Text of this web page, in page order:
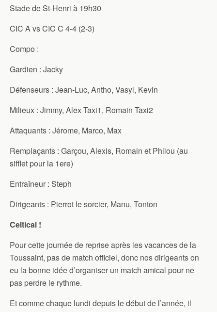
Stade de St-Henri à 19h30
CIC A vs CIC C 4-4 (2-3)
Compo :
Gardien : Jacky
Défenseurs : Jean-Luc, Antho, Vasyl, Kevin
Milieux : Jimmy, Alex Taxi1, Romain Taxi2
Attaquants : Jérome, Marco, Max
Remplaçants : Garçou, Alexis, Romain et Philou (au
sifflet pour la 1ere)
Entraîneur : Steph
Dirigeants : Pierrot le sorcier, Manu, Tonton
Celtical !
Pour cette journée de reprise après les vacances de la
Toussaint, pas de match officiel, donc nos dirigeants on
eu la bonne idée d’organiser un match amical pour ne
pas perdre le rythme.
Et comme chaque lundi depuis le début de l’année, il